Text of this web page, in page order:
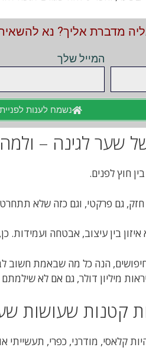
מדברת אליך? נא להשאיר
המייל שלך
נשמח לענות
שער לגינה – ולמה
חוץ לפנים.
חזק, גם פרקטי, וגם כזה שלא
בין עיצוב, אבטחה ועמידות.
הנה כל מה שבאמת חשוב
מיליון דולר, גם אם לא שילמתם
קלאסי, מודרני, כפרי, תעשייתי